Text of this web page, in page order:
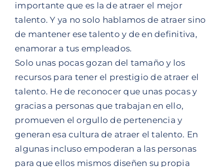
importante que es la de atraer el mejor
talento. Y ya no solo hablamos de atraer sino
de mantener ese talento y de en definitiva,
enamorar a tus empleados.
Solo unas pocas gozan del tamaño y los
recursos para tener el prestigio de atraer el
talento. He de reconocer que unas pocas y
gracias a personas que trabajan en ello,
promueven el orgullo de pertenencia y
generan esa cultura de atraer el talento. En
algunas incluso empoderan a las personas
para que ellos mismos diseñen su propia